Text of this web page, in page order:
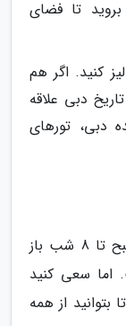
تا فضای
کنید. اگر هم
دبی علاقه
دبی، تورهای
موزه اتحاد دبی همه روزه از ساعت 10 صبح تا 8 شب باز
7 عصر است. اما سعی کنید
2 ساعت قبل تا بتوانید از همه